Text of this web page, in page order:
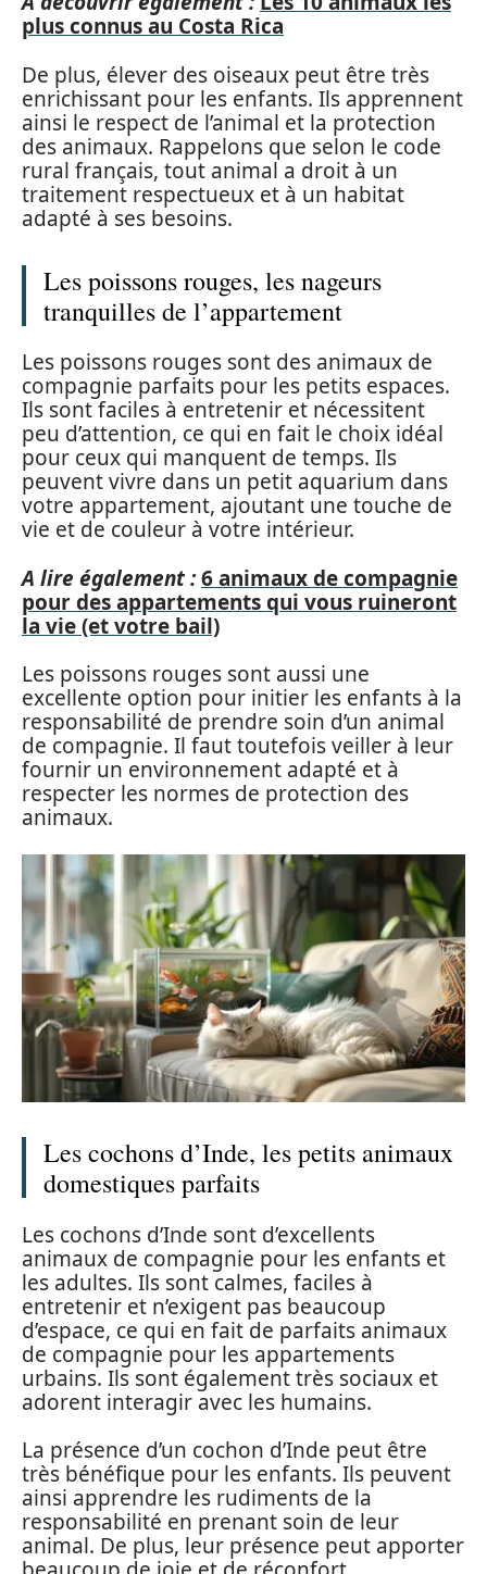
plus connus au Costa Rica
De plus, élever des oiseaux peut être très
enrichissant pour les enfants. Ils apprennent
ainsi le respect de l’animal et la protection
des animaux. Rappelons que selon le code
rural français, tout animal a droit à un
traitement respectueux et à un habitat
adapté à ses besoins.
Les poissons rouges, les nageurs
tranquilles de l’appartement
Les poissons rouges sont des animaux de
compagnie parfaits pour les petits espaces.
Ils sont faciles à entretenir et nécessitent
peu d’attention, ce qui en fait le choix idéal
pour ceux qui manquent de temps. Ils
peuvent vivre dans un petit aquarium dans
votre appartement, ajoutant une touche de
vie et de couleur à votre intérieur.
A lire également :6 animaux de compagnie
pour des appartements qui vous ruineront
la vie (et votre bail)
Les poissons rouges sont aussi une
excellente option pour initier les enfants à la
responsabilité de prendre soin d’un animal
de compagnie. Il faut toutefois veiller à leur
fournir un environnement adapté et à
respecter les normes de protection des
animaux.
Les cochons d’Inde, les petits animaux
domestiques parfaits
Les cochons d’Inde sont d’excellents
animaux de compagnie pour les enfants et
les adultes. Ils sont calmes, faciles à
entretenir et n’exigent pas beaucoup
d’espace, ce qui en fait de parfaits animaux
de compagnie pour les appartements
urbains. Ils sont également très sociaux et
adorent interagir avec les humains.
La présence d’un cochon d’Inde peut être
très bénéfique pour les enfants. Ils peuvent
ainsi apprendre les rudiments de la
responsabilité en prenant soin de leur
animal. De plus, leur présence peut apporter